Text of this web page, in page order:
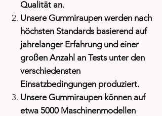
Qualität an.
Unsere Gummiraupen werden nach
höchsten Standards basierend auf
jahrelanger Erfahrung und einer
großen Anzahl an Tests unter den
verschiedensten
Einsatzbedingungen produziert.
Unsere Gummiraupen können auf
etwa 5000 Maschinenmodellen